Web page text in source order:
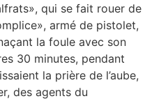
qui se fait rouer de
armé de pistolet,
la foule avec son
30 minutes, pendant
la prière de l’aube,
des agents du